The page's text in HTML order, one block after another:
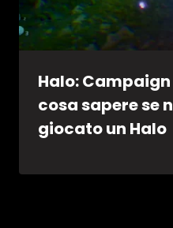
Halo: Campaign
cosa sapere se
giocato un Halo